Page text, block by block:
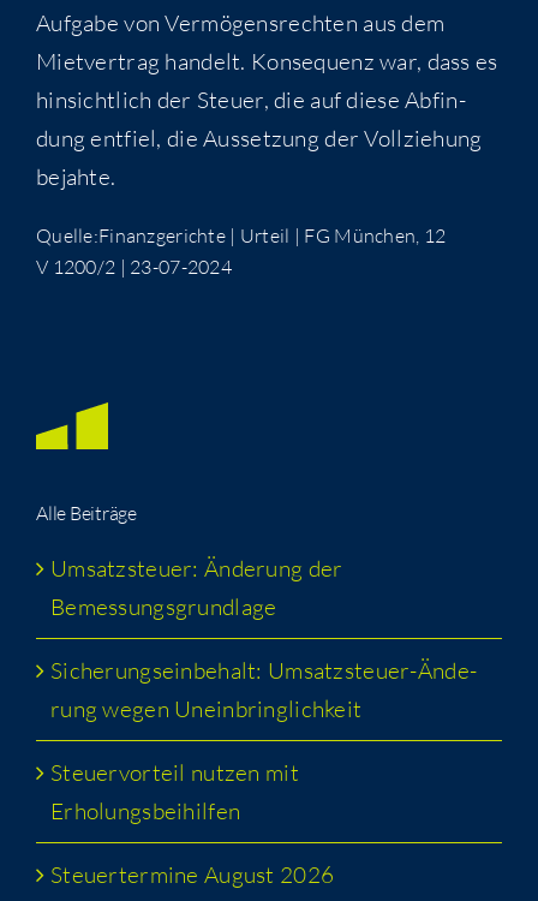
Auf­ga­be von Ver­mö­gens­rech­ten aus dem
Miet­ver­trag han­delt. Kon­se­quenz war, dass es
hin­sicht­lich der Steu­er, die auf die­se Abfin­
dung ent­fiel, die Aus­set­zung der Voll­zie­hung
bejahte.
Quelle:Finanzgerichte | Urteil | FG Mün­chen, 12
V 1200/2 | 23-07-2024
Alle Bei­trä­ge
Umsatz­steu­er: Ände­rung der
Bemessungsgrundlage
Siche­rungs­ein­be­halt: Umsatz­steu­er-Ände­
rung wegen Uneinbringlichkeit
Steu­er­vor­teil nut­zen mit
Erholungsbeihilfen
Steu­er­ter­mi­ne August 2026